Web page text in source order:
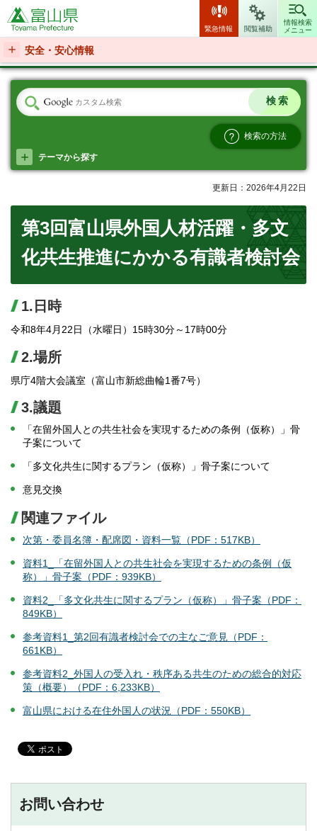
富山県
緊急情報 閲覧補助
情報検索
メニュー
安全・安心情報
検索の方法
テーマから探す
更新日：2026年4月22日
第3回富山県外国人材活躍・多文
化共生推進にかかる有識者検討会
1.日時
令和8年4月22日（水曜日）15時30分～17時00分
2.場所
県庁4階大会議室（富山市新総曲輪1番7号）
3.議題
「在留外国人との共生社会を実現するための条例（仮称）」骨
子案について
「多文化共生に関するプラン（仮称）」骨子案について
意見交換
関連ファイル
次第・委員名簿・配席図・資料一覧（PDF：517KB）
資料1_「在留外国人との共生社会を実現するための条例（仮
称）」骨子案（PDF：939KB）
資料2_「多文化共生に関するプラン（仮称）」骨子案（PDF：
849KB）
参考資料1_第2回有識者検討会での主なご意見（PDF：
661KB）
参考資料2_外国人の受入れ・秩序ある共生のための総合的対応
策（概要）（PDF：6,233KB）
富山県における在住外国人の状況（PDF：550KB）
お問い合わせ